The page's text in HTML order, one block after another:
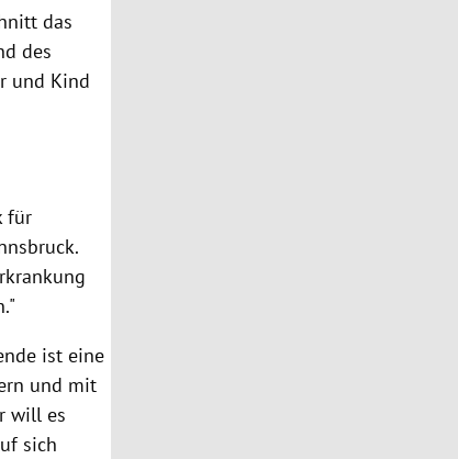
das
des
und Kind
für
ist eine
und mit
will es
sich